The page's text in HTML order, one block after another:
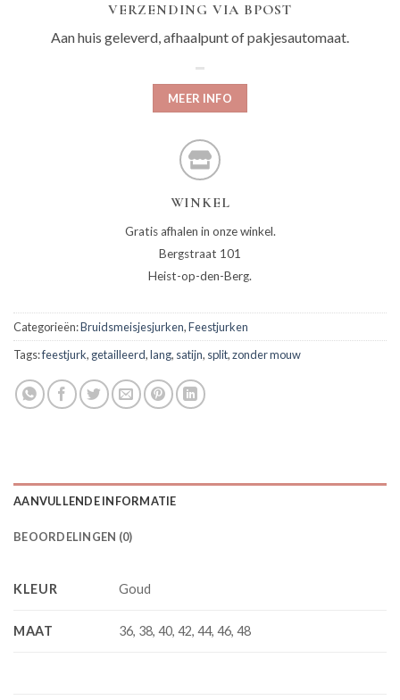
VERZENDING VIA BPOST
Aan huis geleverd, afhaalpunt of pakjesautomaat.
MEER INFO
WINKEL
Gratis afhalen in onze winkel.
Bergstraat 101
Heist-op-den-Berg.
Categorieën:Bruidsmeisjesjurken,Feestjurken
Tags:feestjurk, getailleerd,lang, satijn, split,zonder mouw
AANVULLENDE INFORMATIE
BEOORDELINGEN (0)
KLEUR Goud
MAAT 36, 38, 40, 42, 44, 46, 48